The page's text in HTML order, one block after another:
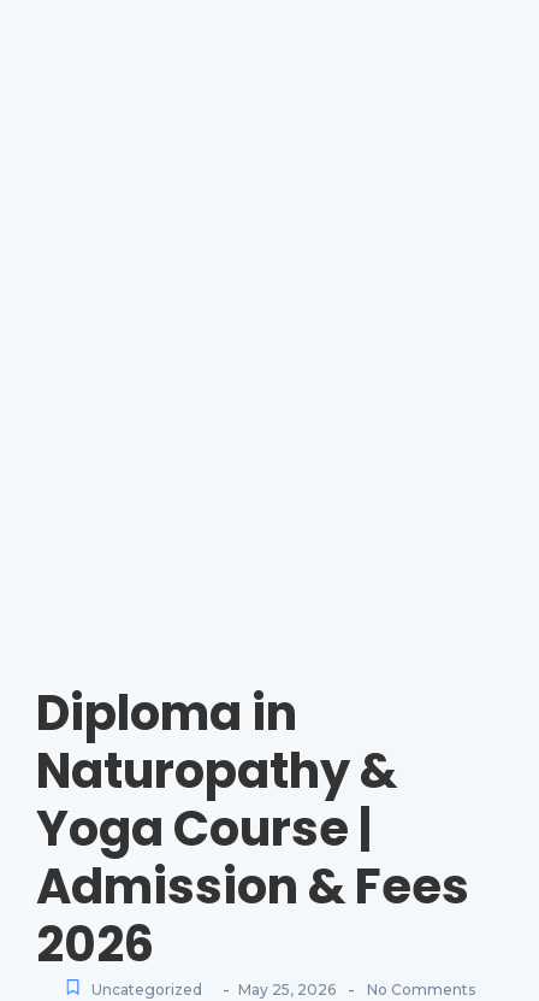
Diploma in
Naturopathy &
Yoga Course |
Admission & Fees
2026
Uncategorized - May 25, 2026 - No Comments